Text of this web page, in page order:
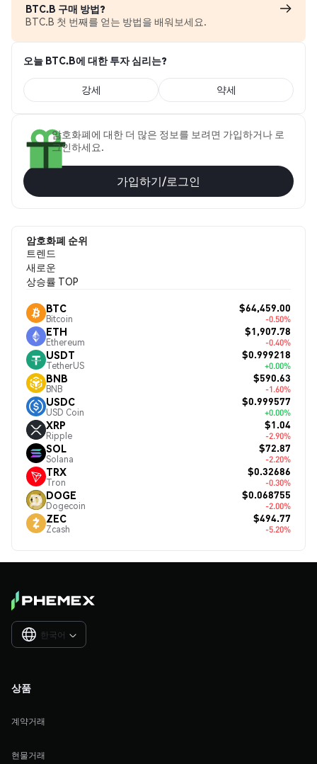
BTC.B 구매 방법?
BTC.B 첫 번째를 얻는 방법을 배워보세요.
오늘 BTC.B에 대한 투자 심리는?
강세 약세
암호화폐에 대한 더 많은 정보를 보려면 가입하거나 로
그인하세요.
가입하기/로그인
암호화폐 순위
트렌드
새로운
상승률 TOP
BTC
Bitcoin
$64,459.00
-0.50%
ETH
Ethereum
$1,907.78
-0.40%
USDT
TetherUS
$0.999218
+0.00%
BNB
BNB
$590.63
-1.60%
USDC
USD Coin
$0.999577
+0.00%
XRP
Ripple
$1.04
-2.90%
SOL
Solana
$72.87
-2.20%
TRX
Tron
$0.32686
-0.30%
DOGE
Dogecoin
$0.068755
-2.00%
ZEC
Zcash
$494.77
-5.20%
한국어 
상품
계약거래
현물거래